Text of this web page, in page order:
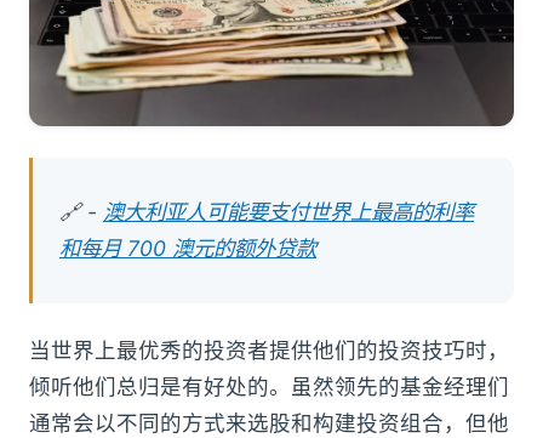
🔗 - 澳大利亚人可能要支付世界上最高的利率
和每月 700 澳元的额外贷款
当世界上最优秀的投资者提供他们的投资技巧时，
倾听他们总归是有好处的。虽然领先的基金经理们
通常会以不同的方式来选股和构建投资组合，但他